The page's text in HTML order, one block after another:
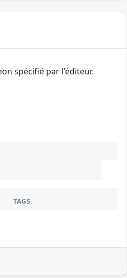
spécifié par l'éditeur.
TAGS